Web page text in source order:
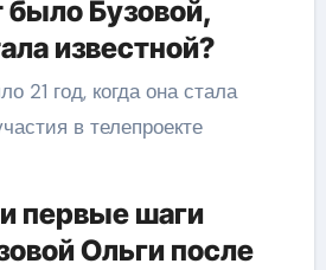
было Бузовой,
известной?
21 год, когда она стала
в телепроекте
первые шаги
Ольги после